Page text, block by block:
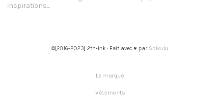
inspirations...
©[2016-2023] 2th-ink · Fait avec ♥ par Spikulu
La marque
Vêtements